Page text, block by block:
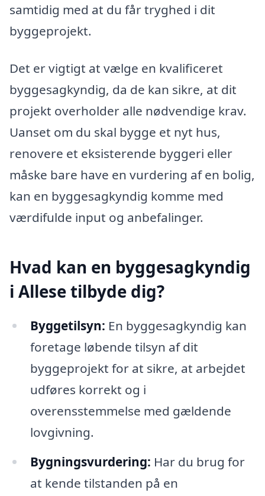
samtidig med at du får tryghed i dit
byggeprojekt.
Det er vigtigt at vælge en kvalificeret
byggesagkyndig, da de kan sikre, at dit
projekt overholder alle nødvendige krav.
Uanset om du skal bygge et nyt hus,
renovere et eksisterende byggeri eller
måske bare have en vurdering af en bolig,
kan en byggesagkyndig komme med
værdifulde input og anbefalinger.
Hvad kan en byggesagkyndig
i Allese tilbyde dig?
Byggetilsyn: En byggesagkyndig kan
foretage løbende tilsyn af dit
byggeprojekt for at sikre, at arbejdet
udføres korrekt og i
overensstemmelse med gældende
lovgivning.
Bygningsvurdering: Har du brug for
at kende tilstanden på en